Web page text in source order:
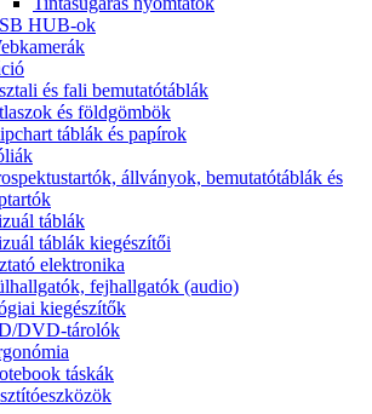
HUB-ok
és fali bemutatótáblák
és földgömbök
táblák és papírok
állványok, bemutatótáblák és
táblák
táblák kiegészítői
elektronika
fejhallgatók (audio)
kiegészítők
DVD-tárolók
táskák